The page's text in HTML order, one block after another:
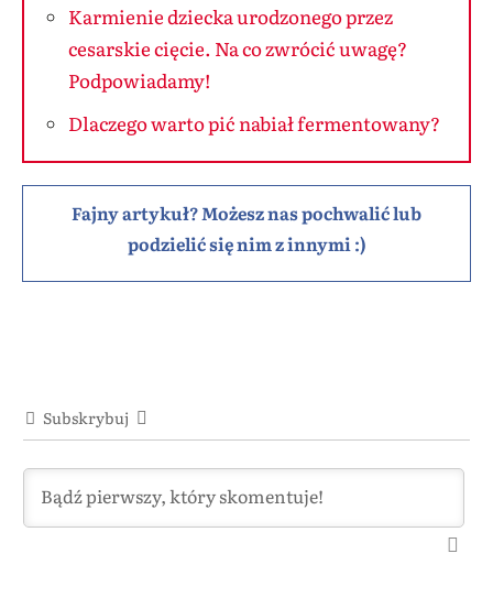
Karmienie dziecka urodzonego przez
cesarskie cięcie. Na co zwrócić uwagę?
Podpowiadamy!
Dlaczego warto pić nabiał fermentowany?
Fajny artykuł? Możesz nas pochwalić lub
podzielić się nim z innymi :)
Subskrybuj